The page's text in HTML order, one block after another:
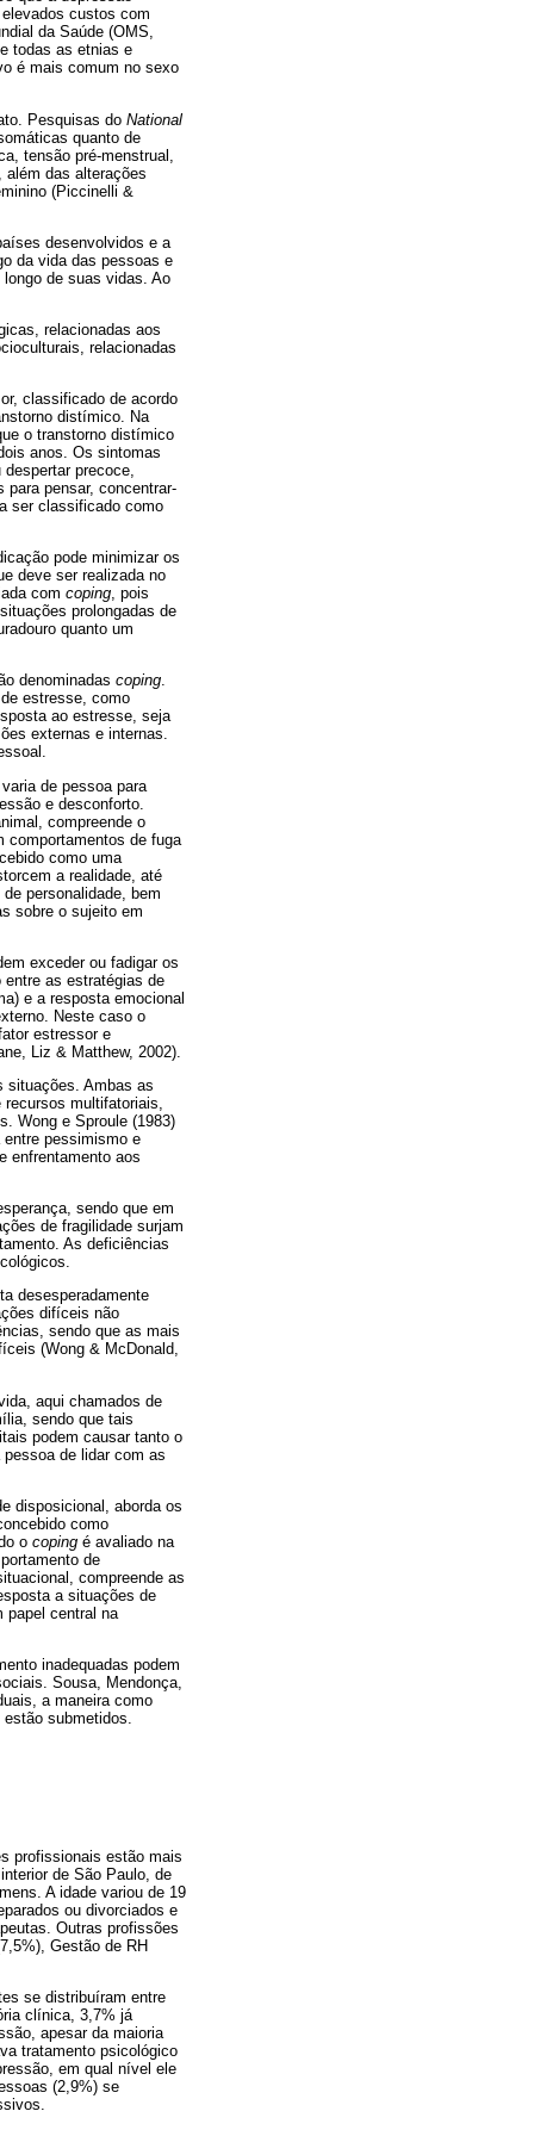
custos com
da Saúde (OMS,
todas as etnias e
é mais comum no sexo
Pesquisas do National
quanto de
tensão pré-menstrual,
além das alterações
(Piccinelli &
desenvolvidos e a
da vida das pessoas e
de suas vidas. Ao
relacionadas aos
relacionadas
classificado de acordo
distímico. Na
o transtorno distímico
anos. Os sintomas
precoce,
pensar, concentrar-
ser classificado como
pode minimizar os
deve ser realizada no
com coping, pois
prolongadas de
quanto um
denominadas coping.
estresse, como
ao estresse, seja
externas e internas.
de pessoa para
e desconforto.
compreende o
de fuga
como uma
a realidade, até
personalidade, bem
sobre o sujeito em
exceder ou fadigar os
as estratégias de
e a resposta emocional
Neste caso o
estressor e
Liz & Matthew, 2002).
situações. Ambas as
multifatoriais,
Wong e Sproule (1983)
pessimismo e
enfrentamento aos
sendo que em
de fragilidade surjam
As deficiências
desesperadamente
difíceis não
sendo que as mais
(Wong & McDonald,
aqui chamados de
sendo que tais
podem causar tanto o
de lidar com as
disposicional, aborda os
como
o coping é avaliado na
de
compreende as
a situações de
papel central na
inadequadas podem
Sousa, Mendonça,
a maneira como
submetidos.
profissionais estão mais
de São Paulo, de
A idade variou de 19
ou divorciados e
Outras profissões
Gestão de RH
se distribuíram entre
clínica, 3,7% já
apesar da maioria
tratamento psicológico
em qual nível ele
(2,9%) se